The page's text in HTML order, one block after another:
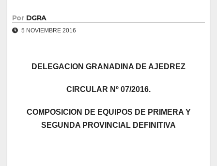
Por DGRA
5 NOVIEMBRE 2016
DELEGACION GRANADINA DE AJEDREZ
CIRCULAR Nº 07/2016.
COMPOSICION DE EQUIPOS DE PRIMERA Y
SEGUNDA PROVINCIAL DEFINITIVA